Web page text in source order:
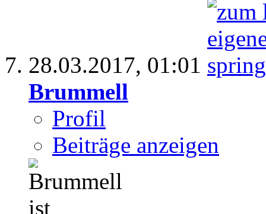
28.03.2017, 01:01
Brummell
Profil
Beiträge anzeigen